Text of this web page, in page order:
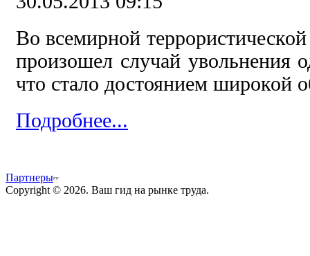
Во всемирной
произошел случай увольнения
что стало достоянием широкой
Подробнее...
Партнеры
Copyright © 2026. Ваш гид на рынке труда.